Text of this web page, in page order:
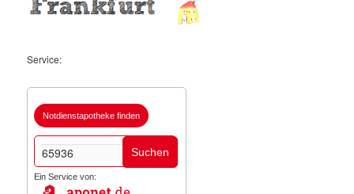
Service:
Notdienstapotheke finden
Suchen
Ein Service von: